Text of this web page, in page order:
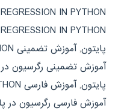
REGRESSION IN PYTHON
REGRESSION IN PYTHON
پایتون,آموزش تضمینی REGRESSION IN PYTHON
آموزش تضمینی رگرسیون در
پایتون,آموزش فارسی REGRESSION IN PYTHON
آموزش فارسی رگرسیون در